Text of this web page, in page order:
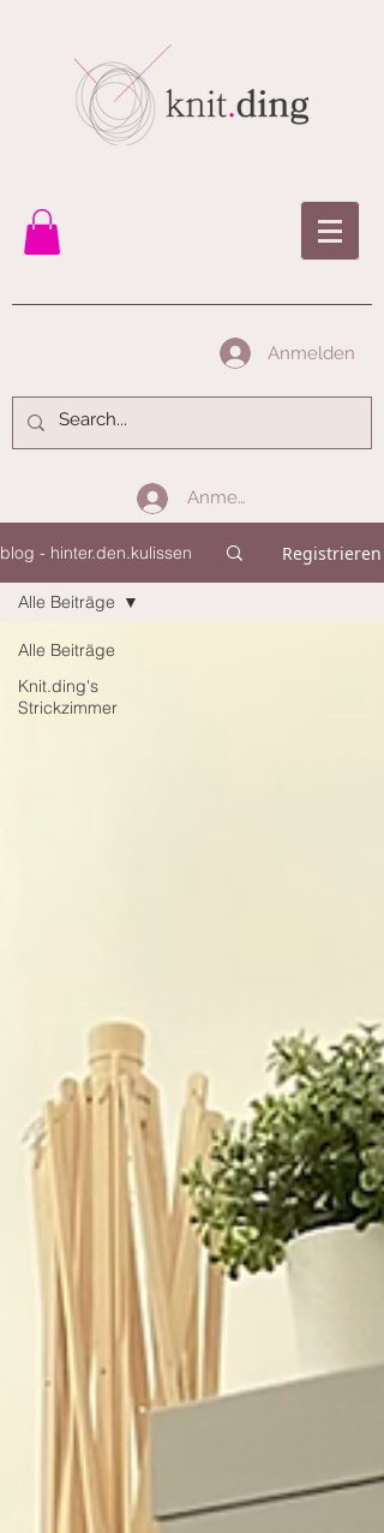
Anmelden
Anmelden
blog - hinter.den.kulissen Registrieren
Alle Beiträge
Knit.ding's
Strickzimmer
Alle Beiträge